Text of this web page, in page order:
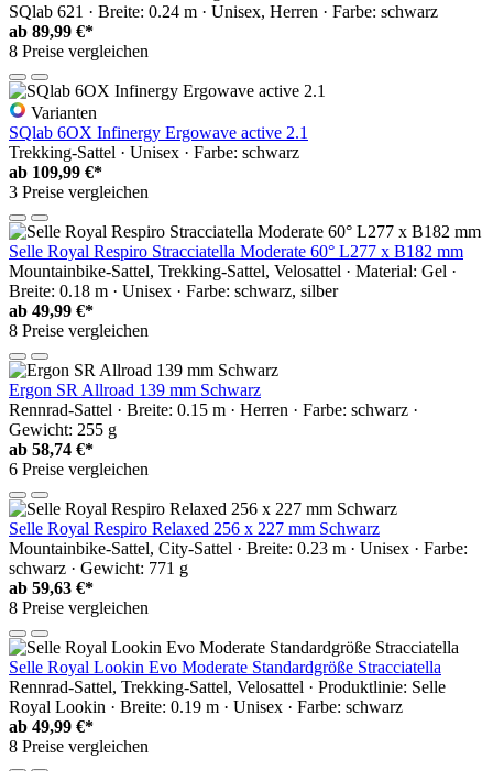
SQlab 621 · Breite: 0.24 m · Unisex, Herren · Farbe: schwarz
ab 89,99 €*
8 Preise vergleichen
Varianten
SQlab 6OX Infinergy Ergowave active 2.1
Trekking-Sattel · Unisex · Farbe: schwarz
ab 109,99 €*
3 Preise vergleichen
Selle Royal Respiro Stracciatella Moderate 60° L277 x B182 mm
Mountainbike-Sattel, Trekking-Sattel, Velosattel · Material: Gel ·
Breite: 0.18 m · Unisex · Farbe: schwarz, silber
ab 49,99 €*
8 Preise vergleichen
Ergon SR Allroad 139 mm Schwarz
Rennrad-Sattel · Breite: 0.15 m · Herren · Farbe: schwarz ·
Gewicht: 255 g
ab 58,74 €*
6 Preise vergleichen
Selle Royal Respiro Relaxed 256 x 227 mm Schwarz
Mountainbike-Sattel, City-Sattel · Breite: 0.23 m · Unisex · Farbe:
schwarz · Gewicht: 771 g
ab 59,63 €*
8 Preise vergleichen
Selle Royal Lookin Evo Moderate Standardgröße Stracciatella
Rennrad-Sattel, Trekking-Sattel, Velosattel · Produktlinie: Selle
Royal Lookin · Breite: 0.19 m · Unisex · Farbe: schwarz
ab 49,99 €*
8 Preise vergleichen